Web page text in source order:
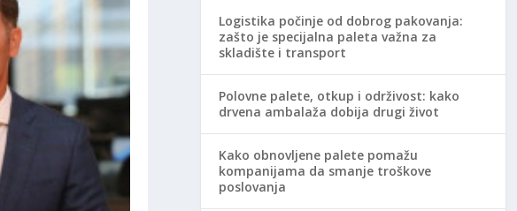
Logistika počinje od dobrog pakovanja:
zašto je specijalna paleta važna za
skladište i transport
Polovne palete, otkup i održivost: kako
drvena ambalaža dobija drugi život
Kako obnovljene palete pomažu
kompanijama da smanje troškove
poslovanja